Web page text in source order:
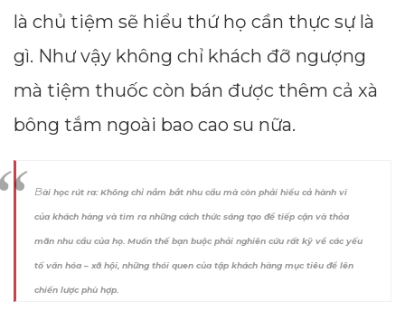
là chủ tiệm sẽ hiểu thứ họ cần thực sự là
gì. Như vậy không chỉ khách đỡ ngượng
mà tiệm thuốc còn bán được thêm cả xà
bông tắm ngoài bao cao su nữa.
Bài học rút ra: Không chỉ nắm bắt nhu cầu mà còn phải hiểu cả hành vi
của khách hàng và tìm ra những cách thức sáng tạo để tiếp cận và thỏa
mãn nhu cầu của họ. Muốn thế bạn buộc phải nghiên cứu rất kỹ về các yếu
tố văn hóa – xã hội, những thói quen của tập khách hàng mục tiêu để lên
chiến lược phù hợp.